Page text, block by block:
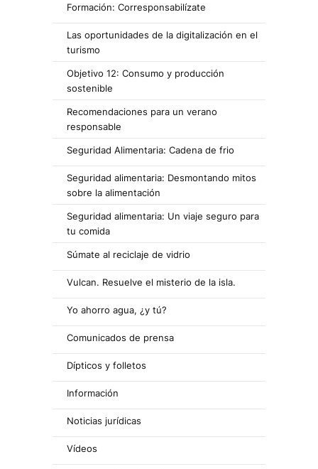
Formación: Corresponsabilízate
Las oportunidades de la digitalización en el
turismo
Objetivo 12: Consumo y producción
sostenible
Recomendaciones para un verano
responsable
Seguridad Alimentaria: Cadena de frio
Seguridad alimentaria: Desmontando mitos
sobre la alimentación
Seguridad alimentaria: Un viaje seguro para
tu comida
Súmate al reciclaje de vidrio
Vulcan. Resuelve el misterio de la isla.
Yo ahorro agua, ¿y tú?
Comunicados de prensa
Dípticos y folletos
Información
Noticias jurídicas
Vídeos